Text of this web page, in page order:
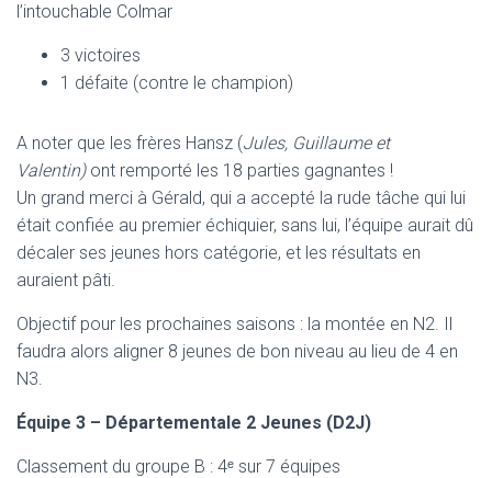
l’intouchable Colmar
3 victoires
1 défaite (contre le champion)
A noter que les frères Hansz (Jules, Guillaume et
Valentin)ont remporté les 18 parties gagnantes !
Un grand merci à Gérald, qui a accepté la rude tâche qui lui
était confiée au premier échiquier, sans lui, l’équipe aurait dû
décaler ses jeunes hors catégorie, et les résultats en
auraient pâti.
Objectif pour les prochaines saisons : la montée en N2. Il
faudra alors aligner 8 jeunes de bon niveau au lieu de 4 en
N3.
Équipe 3 – Départementale 2 Jeunes (D2J)
Classement du groupe B : 4ᵉ sur 7 équipes